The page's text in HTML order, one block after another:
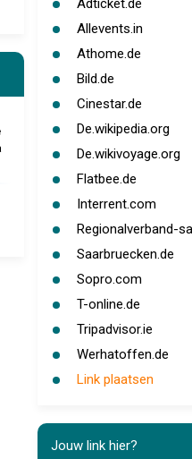
Adticket.de
Allevents.in
Athome.de
Bild.de
Cinestar.de
De.wikipedia.org
De.wikivoyage.org
Flatbee.de
Interrent.com
Regionalverband-
Saarbruecken.de
Sopro.com
T-online.de
Tripadvisor.ie
Werhatoffen.de
Link plaatsen
Jouw link hier?